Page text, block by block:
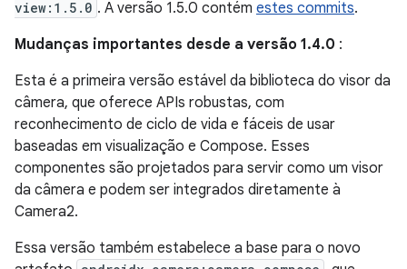
view:1.5.0 . A versão 1.5.0 contém estes commits.
Mudanças importantes desde a versão 1.4.0 :
Esta é a primeira versão estável da biblioteca do visor da
câmera, que oferece APIs robustas, com
reconhecimento de ciclo de vida e fáceis de usar
baseadas em visualização e Compose. Esses
componentes são projetados para servir como um visor
da câmera e podem ser integrados diretamente à
Camera2.
Essa versão também estabelece a base para o novo